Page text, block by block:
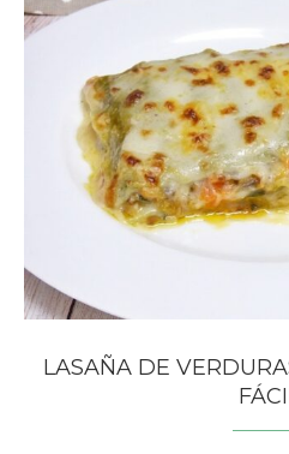
LASAÑA DE